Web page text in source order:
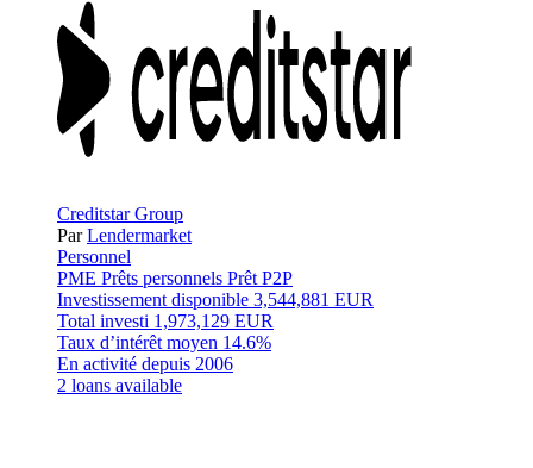
Creditstar Group
ParLendermarket
Personnel
PME Prêts personnels Prêt P2P
Investissement disponible 3,544,881 EUR
Total investi 1,973,129 EUR
Taux d’intérêt moyen 14.6%
En activité depuis 2006
2 loans available